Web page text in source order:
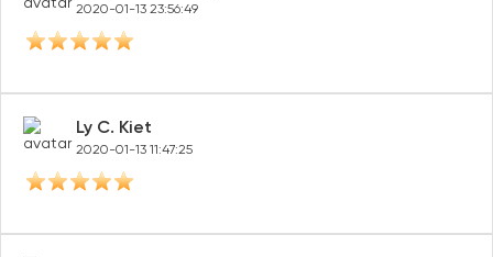
2020-01-13 23:56:49
Ly C. Kiet
2020-01-13 11:47:25